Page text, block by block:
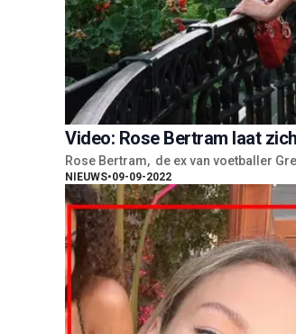
Video: Rose Bertram laat
Rose Bertram, de ex van voetballer
NIEUWS•09-09-2022